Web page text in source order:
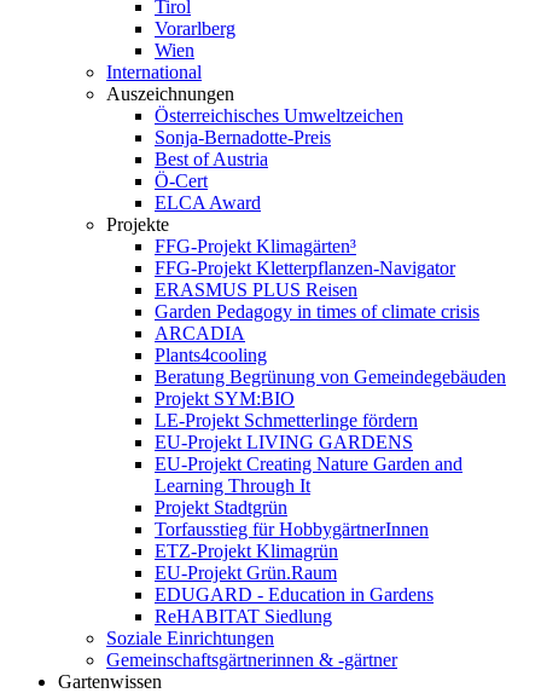
Tirol
Vorarlberg
Wien
International
Auszeichnungen
Österreichisches Umweltzeichen
Sonja-Bernadotte-Preis
Best of Austria
Ö-Cert
ELCA Award
Projekte
FFG-Projekt Klimagärten³
FFG-Projekt Kletterpflanzen-Navigator
ERASMUS PLUS Reisen
Garden Pedagogy in times of climate crisis
ARCADIA
Plants4cooling
Beratung Begrünung von Gemeindegebäuden
Projekt SYM:BIO
LE-Projekt Schmetterlinge fördern
EU-Projekt LIVING GARDENS
EU-Projekt Creating Nature Garden and
Learning Through It
Projekt Stadtgrün
Torfausstieg für HobbygärtnerInnen
ETZ-Projekt Klimagrün
EU-Projekt Grün.Raum
EDUGARD - Education in Gardens
ReHABITAT Siedlung
Soziale Einrichtungen
Gemeinschaftsgärtnerinnen & -gärtner
Gartenwissen